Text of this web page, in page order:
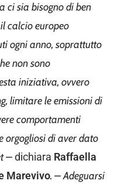
ci sia bisogno di ben
calcio europeo
ogni anno, soprattutto
non sono
iniziativa, ovvero
limitare le emissioni di
comportamenti
orgogliosi di aver dato
–dichiara Raffaella
Marevivo. – Adeguarsi